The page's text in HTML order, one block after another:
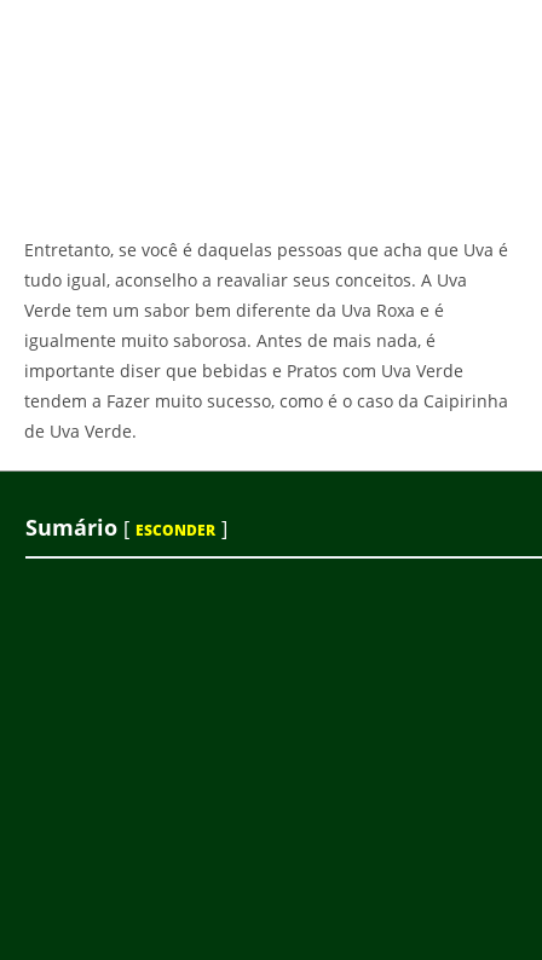
Entretanto, se você é daquelas pessoas que acha que Uva é
tudo igual, aconselho a reavaliar seus conceitos. A Uva
Verde tem um sabor bem diferente da Uva Roxa e é
igualmente muito saborosa. Antes de mais nada, é
importante diser que bebidas e Pratos com Uva Verde
tendem a Fazer muito sucesso, como é o caso da Caipirinha
de Uva Verde.
Sumário [ ESCONDER ]